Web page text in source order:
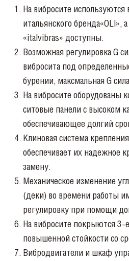
На вибросите используются
итальянского бренда«OLI»,
«italvibras» доступны.
Возможная регулировка G
вибросита под
бурении, максмальная G
На вибросите оборудованы
ситовые панели с высоком
обеспечивающее долгий
Клиноваясистема
обеспечивает их надежное
замену.
Механическое изменение
(деки) во времени работы
регулировку при помощи
На вибросите покрыются 3-
повышенной стойкости со
Вибродвигатели и шкаф